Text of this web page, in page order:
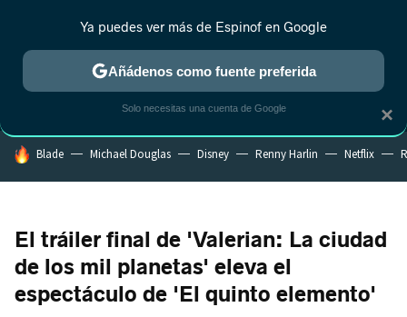
MENÚ NUEVO
ESTRENOS REALITY ANIME RANKINGS CINE
HOY SE HABLA DE
Blade Michael Douglas Disney Renny Harlin Netflix
El tráiler final de 'Valerian: La ciudad
de los mil planetas' eleva el
espectáculo de 'El quinto elemento'
×
Ya puedes ver más de Espinof en Google
Añádenos como fuente preferida
Solo necesitas una cuenta de Google